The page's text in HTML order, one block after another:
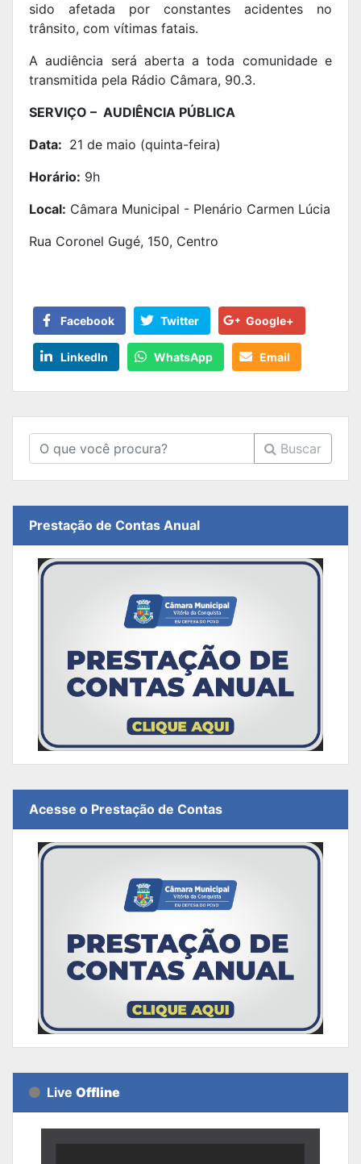
sido afetada por constantes acidentes no
trânsito, com vítimas fatais.
A audiência será aberta a toda comunidade e
transmitida pela Rádio Câmara, 90.3.
SERVIÇO – AUDIÊNCIA PÚBLICA
Data: 21 de maio (quinta-feira)
Horário: 9h
Local: Câmara Municipal - Plenário Carmen Lúcia
Rua Coronel Gugé, 150, Centro
Facebook Twitter Google+
LinkedIn WhatsApp Email
Buscar
Prestação de Contas Anual
Acesse o Prestação de Contas
Live Offline